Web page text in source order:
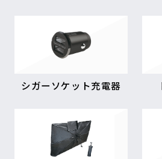
シガーソケット充電器